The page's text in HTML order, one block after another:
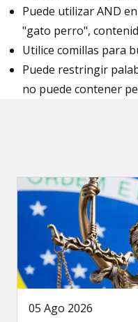
Puede utilizar AND
"gato perro",
Utilice comillas para
Puede restringir
no puede contener
05 Ago 2026